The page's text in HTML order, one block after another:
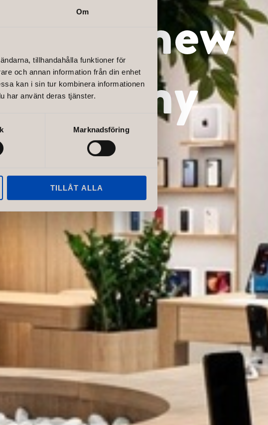
Om
tillhandahålla funktioner för
och annan information från din enhet
kan i sin tur kombinera informationen
har använt deras tjänster.
Marknadsföring
TILLÅT ALLA
new